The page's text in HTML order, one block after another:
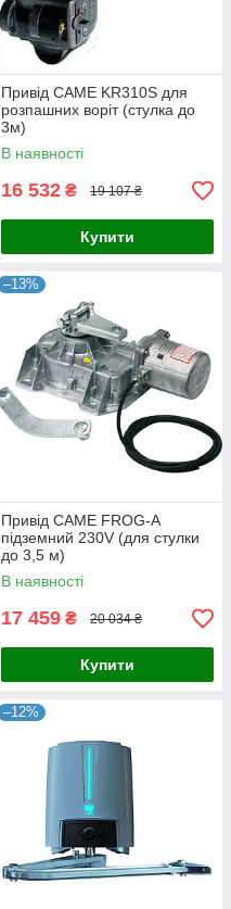
Привід CAME KR310S для
розпашних воріт (стулка до
3м)
В наявності
16 532 ₴ 19 107 ₴
Купити
–13%
Привід CAME FROG-A
підземний 230V (для стулки
до 3,5 м)
В наявності
17 459 ₴ 20 034 ₴
Купити
–12%